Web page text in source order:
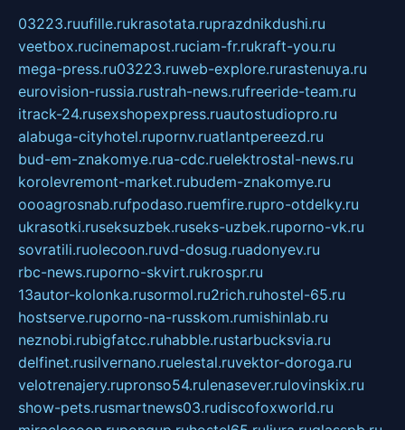
03223.ruufille.rukrasotata.ruprazdnikdushi.ru
veetbox.rucinemapost.ruciam-fr.rukraft-you.ru
mega-press.ru03223.ruweb-explore.rurastenuya.ru
eurovision-russia.rustrah-news.rufreeride-team.ru
itrack-24.rusexshopexpress.ruautostudiopro.ru
alabuga-cityhotel.rupornv.ruatlantpereezd.ru
bud-em-znakomye.rua-cdc.ruelektrostal-news.ru
korolevremont-market.rubudem-znakomye.ru
oooagrosnab.rufpodaso.ruemfire.rupro-otdelky.ru
ukrasotki.ruseksuzbek.ruseks-uzbek.ruporno-vk.ru
sovratili.ruolecoon.ruvd-dosug.ruadonyev.ru
rbc-news.ruporno-skvirt.rukrospr.ru
13autor-kolonka.rusormol.ru2rich.ruhostel-65.ru
hostserve.ruporno-na-russkom.rumishinlab.ru
neznobi.rubigfatcc.ruhabble.rustarbucksvia.ru
delfinet.rusilvernano.ruelestal.ruvektor-doroga.ru
velotrenajery.rupronso54.rulenasever.rulovinskix.ru
show-pets.rusmartnews03.rudiscofoxworld.ru